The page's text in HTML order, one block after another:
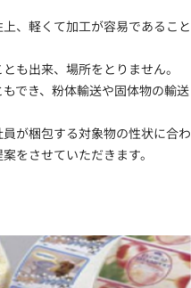
、軽くて加工が容易であること
も出来、場所をとりません。
でき、粉体輸送や固体物の輸送
が梱包する対象物の性状に合わ
をさせていただきます。